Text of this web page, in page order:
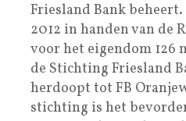
Friesland Bank
2012 in handen van de
voor het eigendom 126
de Stichting Friesland
herdoopt tot FB
stichting is het